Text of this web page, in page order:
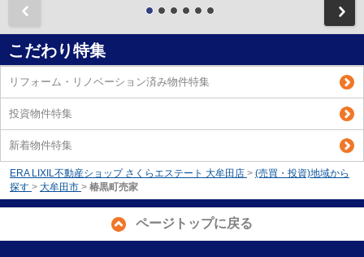
こだわり特集
リフォーム・リノベーション済み物件特集
投資物件特集
新着物件特集
ERA LIXIL不動産ショップ さくらエステート 大牟田店 > (売買・投資)地域から
探す > 大牟田市 > 椿黒町売家
ページトップに戻る